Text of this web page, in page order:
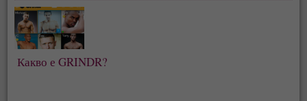
Какво е GRINDR?